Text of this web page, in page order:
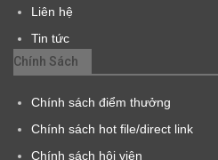
Liên hệ
Tin tức
Chính Sách
Chính sách điểm thưởng
Chính sách hot file/direct link
Chính sách hội viên